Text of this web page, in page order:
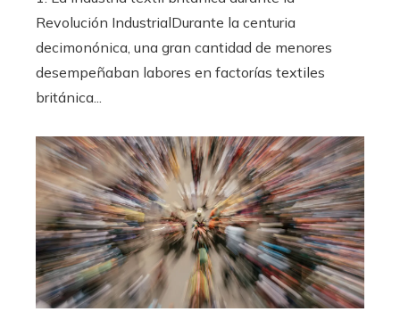
Revolución IndustrialDurante la centuria
decimonónica, una gran cantidad de menores
desempeñaban labores en factorías textiles
británica...